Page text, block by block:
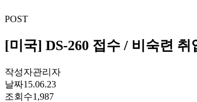
POST
[미국] DS-260 접수 / 비숙련
작성자관리자
날짜15.06.23
조회수1,987